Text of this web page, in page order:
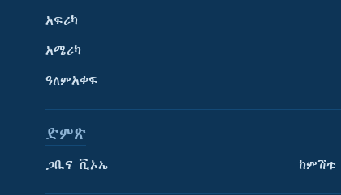
አፍሪካ
አሜሪካ
ዓለምአቀፍ
ድምጽ
ጋቢና ቪኦኤ ከምሽቱ